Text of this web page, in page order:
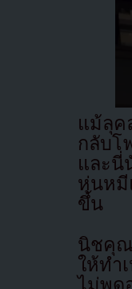
แม้ลุค
กลับโ
และนี่
หุ่นหมี
ขึ้น
นิชคุณ
ให้ทำ
ไม่พูด